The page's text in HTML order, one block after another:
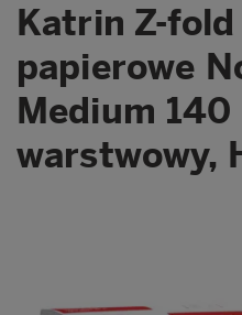
Katrin Z-
papierowe
Medium
warstwowy,